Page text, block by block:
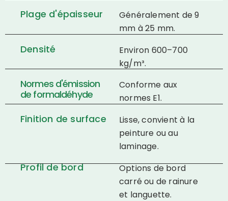
Plage d'épaisseur
Généralement de 9
mm à 25 mm.
Densité
Environ 600–700
kg/m³.
Normes d'émission
de formaldéhyde
Conforme aux
normes E1.
Finition de surface
Lisse, convient à la
peinture ou au
laminage.
Profil de bord
Options de bord
carré ou de rainure
et languette.